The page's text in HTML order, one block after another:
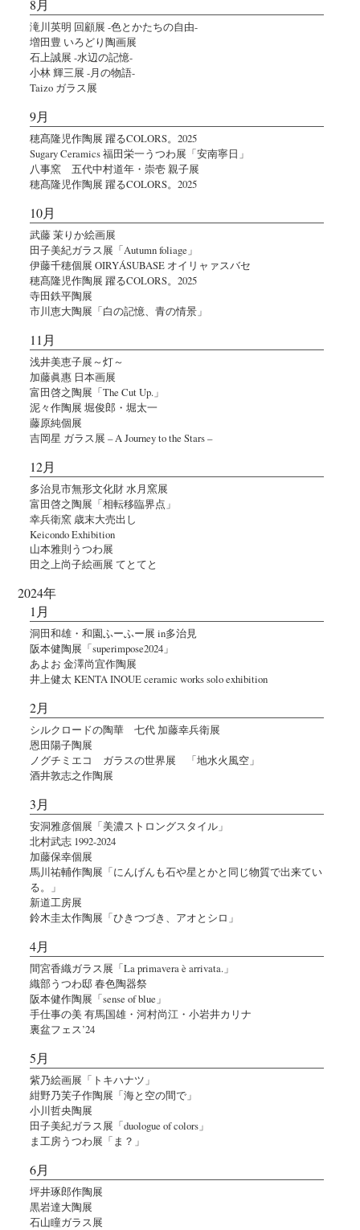
8月
滝川英明 回顧展 -色とかたちの自由-
増田豊 いろどり陶画展
石上誠展 -水辺の記憶-
小林 輝三展 -月の物語-
Taizo ガラス展
9月
穂髙隆児作陶展 躍るCOLORS。2025
Sugary Ceramics 福田栄一うつわ展「安南寧日」
八事窯 五代中村道年・崇壱 親子展
穂髙隆児作陶展 躍るCOLORS。2025
10月
武藤 茉りか絵画展
田子美紀ガラス展「Autumn foliage」
伊藤千穂個展 OIRYÁSUBASE オイリャァスバセ
穂髙隆児作陶展 躍るCOLORS。2025
寺田鉄平陶展
市川恵大陶展「白の記憶、青の情景」
11月
浅井美恵子展～灯～
加藤眞惠 日本画展
富田啓之陶展「The Cut Up.」
泥々作陶展 堀俊郎・堀太一
藤原純個展
吉岡星 ガラス展 – A Journey to the Stars –
12月
多治見市無形文化財 水月窯展
富田啓之陶展「相転移臨界点」
幸兵衛窯 歳末大売出し
Keicondo Exhibition
山本雅則うつわ展
田之上尚子絵画展 てとてと
2024年
1月
洞田和雄・和園ふーふー展 in多治見
阪本健陶展「superimpose2024」
あよお 金澤尚宜作陶展
井上健太 KENTA INOUE ceramic works solo exhibition
2月
シルクロードの陶華 七代 加藤幸兵衛展
恩田陽子陶展
ノグチミエコ ガラスの世界展 「地水火風空」
酒井敦志之作陶展
3月
安洞雅彦個展「美濃ストロングスタイル」
北村武志 1992-2024
加藤保幸個展
馬川祐輔作陶展「にんげんも石や星とかと同じ物質で出来てい
る。」
新道工房展
鈴木圭太作陶展「ひきつづき、アオとシロ」
4月
間宮香織ガラス展「La primavera è arrivata.」
織部うつわ邸 春色陶器祭
阪本健作陶展「sense of blue」
手仕事の美 有馬国雄・河村尚江・小岩井カリナ
裏盆フェス’24
5月
紫乃絵画展「トキハナツ」
紺野乃芙子作陶展「海と空の間で」
小川哲央陶展
田子美紀ガラス展「duologue of colors」
ま工房うつわ展「ま？」
6月
坪井琢郎作陶展
黒岩達大陶展
石山瞳ガラス展